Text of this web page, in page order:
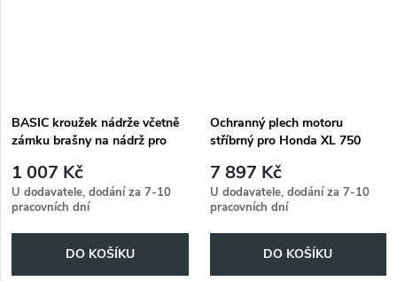
BASIC kroužek nádrže včetně
zámku brašny na nádrž pro
(2025-)
1 007 Kč
U dodavatele, dodání za 7-10
pracovních dní
DO KOŠÍKU
Ochranný plech motoru
stříbrný pro Honda XL 750
7 897 Kč
U dodavatele, dodání za 7-10
pracovních dní
DO KOŠÍKU